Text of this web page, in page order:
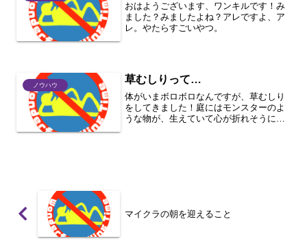
おはようございます、ワンキルです！み
ました？みましたよね？アレですよ、ア
レ。やたらすごいやつ。
ノウハウ 草むしりって…
体がいまボロボロなんですが、草むしり
をしてきました！庭にはモンスターのよ
うな物が、生えていて心が折れそうにな
マイクラの朝を迎えること